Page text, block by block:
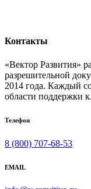
Контакты
«Вектор Развития»
разрешительной
2014 года. Каждый
области поддержки
Телефон
8 (800) 707-68-53
EMAIL